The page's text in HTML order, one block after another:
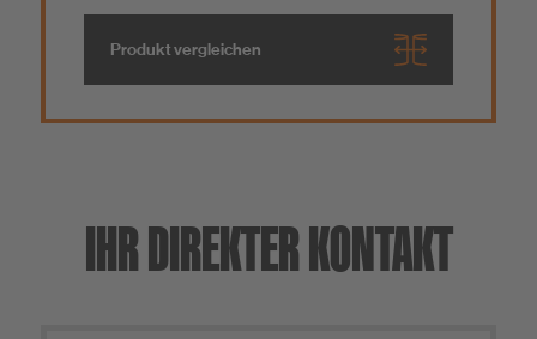
Betoninstandsetzung / Reparaturmörtel
Reaktionsharz Reparaturmörtel
Produkt vergleichen
IHR DIREKTER KONTAKT